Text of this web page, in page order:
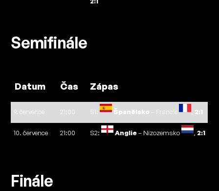
Semifinále
Datum Čas Zápas
9. července 21:00 S1: Španělsko – Francie 2:1
10. července 21:00 S2: Anglie– Nizozemsko ,2:1
Finále